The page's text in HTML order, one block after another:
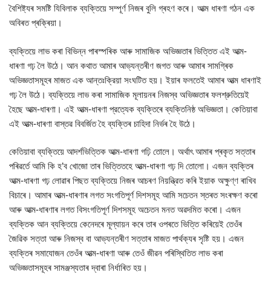
বৈশিষ্ট্যৰ সমষ্টি যিবিলাক ব্যক্তিয়ে সম্পূর্ণ নিজৰ বুলি গ্ৰহণ কৰে। আত্ম ধাৰণা গঠন এক
অবিৰত প্ৰক্ৰিয়া।
ব্যক্তিয়ে লাভ কৰা বিভিন্ন পাৰস্পৰিক আৰু সামাজিক অভিজ্ঞতাৰ ভিত্তিত এই আত্ম-
ধাৰণা গঢ় লৈ উঠে। আন কথাত আমাৰ আভ্যন্তৰীণ জগত আৰু আমাৰ সামগ্ৰিক
অভিজ্ঞতাসমূহৰ মাজত এক আন্তঃক্রিয়া সংঘটিত হয়। ইয়াৰ ফলতেই আমাৰ আত্ম ধাৰণাই
গঢ় লৈ উঠে। ব্যক্তিয়ে লাভ কৰা সামাজিক মূলায়নৰ নিজস্ব অভিজ্ঞতাৰ ফলশ্রুতিয়েই
হৈছে আত্ম-ধাৰণা। এই আত্ম-ধাৰণা প্রত্যেক ব্যক্তিৰে ব্যক্তিনিষ্ঠ অভিজ্ঞতা। কেতিয়াবা
এই আত্ম-ধাৰণা বাস্তৱ বিবৰ্জিত হৈ ব্যক্তিৰ চাহিদা নিৰ্ভৰ হৈ উঠে।
কেতিয়াবা ব্যক্তিয়ে আদর্শভিত্তিক আত্ম-ধাৰণা গঢ়ি তোলে। অর্থাৎ আমাৰ প্ৰকৃত সত্তাৰ
পৰিৱৰ্তে আমি কি হ’ব খোজো তাৰ ভিত্তিতহে আত্ম-ধাৰণা গঢ় দি তোলো। এজন ব্যক্তিৰ
আত্ম-ধাৰণা গঢ় লোৱাৰ পিছত ব্যক্তিয়ে নিজৰ আচৰণ নিয়ন্ত্রিত কৰি ইয়াক অক্ষুণ্ণ ৰাখিব
বিচাৰে। আমাৰ আত্ম-ধাৰণাৰ লগত সংগতিপূর্ণ দিশসমূহ আমি সচেতন স্তৰত সংৰক্ষণ কৰো
আৰু আত্ম-ধাৰণাৰ লগত বিসংগতিপূর্ণ দিশসমূহ অচেতন মনত অৱদমিত কৰো। এজন
ব্যক্তিক আন ব্যক্তিয়ে কেনেদৰে মূল্যায়ন কৰে তাৰ ওপৰতে ভিত্তি কৰিয়েই তেওঁৰ
জৈৱিক সত্তা আৰু নিজস্ব বা আভ্যন্তৰীণ সত্তাৰ মাজত পাৰ্থক্যৰ সৃষ্টি হয়। এজন
ব্যক্তিৰ সমাযোজন তেওঁৰ আত্ম-ধাৰণা আৰু তেওঁ জীৱন পৰিস্থিতিত লাভ কৰা
অভিজ্ঞতাসমূহৰ সামঞ্জস্যতাৰ দ্বাৰা নিৰ্ধাৰিত হয়।